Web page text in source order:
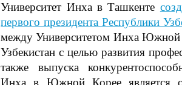
Университет Инха в Ташкенте
первого президента Республики
между Университетом Инха Южной
Узбекистан с целью развития
также выпуска
Инха в Южной Корее является